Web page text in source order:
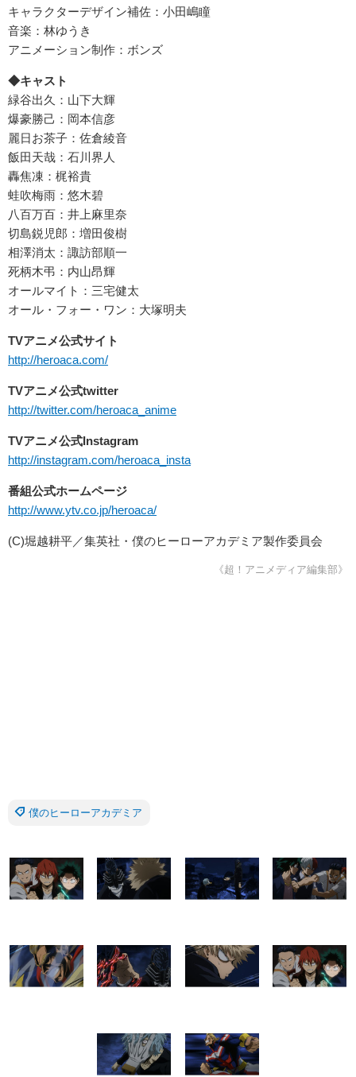
キャラクターデザイン補佐：小田嶋瞳
音楽：林ゆうき
アニメーション制作：ボンズ
◆キャスト
緑谷出久：山下大輝
爆豪勝己：岡本信彦
麗日お茶子：佐倉綾音
飯田天哉：石川界人
轟焦凍：梶裕貴
蛙吹梅雨：悠木碧
八百万百：井上麻里奈
切島鋭児郎：増田俊樹
相澤消太：諏訪部順一
死柄木弔：内山昂輝
オールマイト：三宅健太
オール・フォー・ワン：大塚明夫
TVアニメ公式サイト
http://heroaca.com/
TVアニメ公式twitter
http://twitter.com/heroaca_anime
TVアニメ公式Instagram
http://instagram.com/heroaca_insta
番組公式ホームページ
http://www.ytv.co.jp/heroaca/
(C)堀越耕平／集英社・僕のヒーローアカデミア製作委員会
《超！アニメディア編集部》
僕のヒーローアカデミア